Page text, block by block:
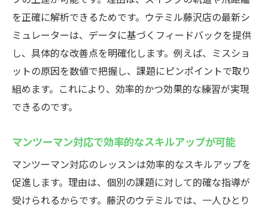
を正確に解析できるためです。ウテミル藤沢店の最新シ
ミュレーターは、データに基づくフィードバックを提供
し、具体的な改善点を明確化します。例えば、ミスショ
ットの原因を数値で把握し、課題にピンポイントで取り
組めます。これにより、効率的かつ効果的な練習が実現
できるのです。
マンツーマン対応で効率的なスキルアップが可能
マンツーマン対応のレッスンは効率的なスキルアップを
促進します。理由は、個別の課題に対して的確な指導が
受けられるからです。藤沢のウテミルでは、一人ひとり